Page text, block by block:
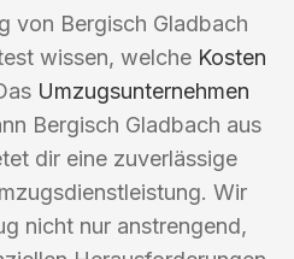
von Bergisch Gladbach
wissen, welche Kosten
Umzugsunternehmen
Bergisch Gladbach aus
dir eine zuverlässige
Wir
nicht nur anstrengend,